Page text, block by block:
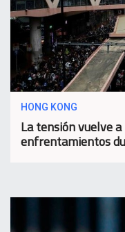
HONG KONG
La tensión vuelve
enfrentamientos